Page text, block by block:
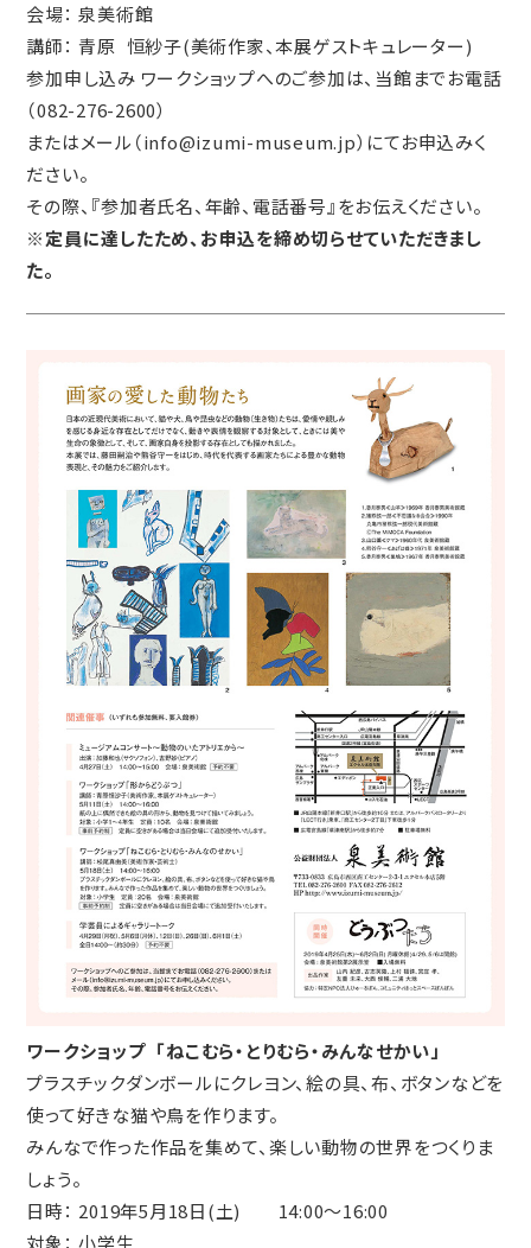
会場： 泉美術館
講師： 青原 恒紗子(美術作家、本展ゲストキュレーター)
参加申し込み ワークショップへのご参加は、当館までお電話
（082-276-2600）
またはメール（info@izumi-museum.jp）にてお申込みく
ださい。
その際、『参加者氏名、年齢、電話番号』をお伝えください。
※定員に達したため、お申込を締め切らせていただきまし
た。
ワークショップ 「ねこむら・とりむら・みんなせかい」
プラスチックダンボールにクレヨン、絵の具、布、ボタンなどを
使って好きな猫や鳥を作ります。
みんなで作った作品を集めて、楽しい動物の世界をつくりま
しょう。
日時： 2019年5月18日(土) 14:00～16:00
対象： 小学生